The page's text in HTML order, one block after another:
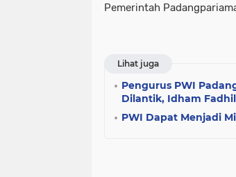
Pemerintah
Lihat juga
Pengurus PWI
Dilantik, Idham
PWI Dapat Menjadi